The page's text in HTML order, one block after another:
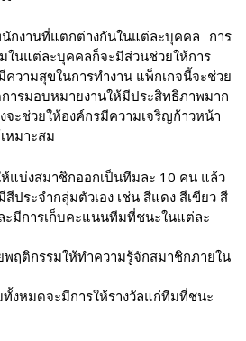
กงานที่แตกต่างกันในแต่ละบุคคล การ
ในแต่ละบุคคลก็จะมีส่วนช่วยให้การ
วามสุขในการทำงาน แพ็กเกจนี้จะช่วย
การมอบหมายงานให้มีประสิทธิภาพมาก
จะช่วยให้องค์กรมีความเจริญก้าวหน้า
หมาะสม
แบ่งสมาชิกออกเป็นทีมละ 10 คน แล้ว
ประจำกลุ่มตัวเอง เช่น สีแดง สีเขียว สี
ะมีการเก็บคะแนนทีมที่ชนะในแต่ละ
พฤติกรรมให้ทำความรู้จักสมาชิกภายใน
ทั้งหมดจะมีการให้รางวัลแก่ทีมที่ชนะ